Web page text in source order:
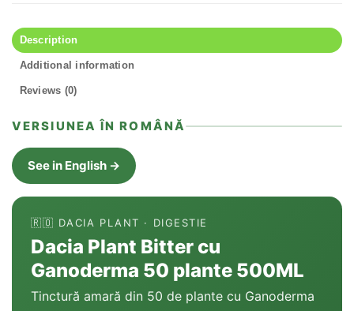
Description
Additional information
Reviews (0)
VERSIUNEA ÎN ROMÂNĂ
See in English →
🇷🇴 DACIA PLANT · DIGESTIE
Dacia Plant Bitter cu
Ganoderma 50 plante 500ML
Tinctură amară din 50 de plante cu Ganoderma